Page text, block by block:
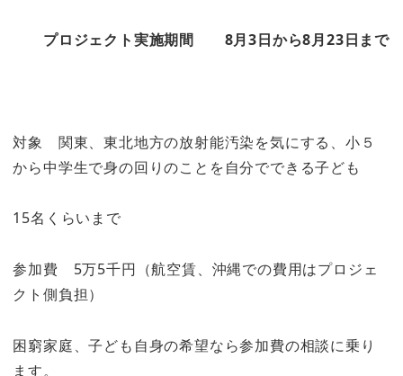
プロジェクト実施期間 8月3日から8月23日まで
対象 関東、東北地方の放射能汚染を気にする、 小５
から中学生で身の回りのことを自分でできる子ども
15名くらいまで
参加費 5万5千円（航空賃、沖縄での費用はプロジェ
クト側負担）
困窮家庭、子ども自身の希望なら参加費の相談に乗り
ます。